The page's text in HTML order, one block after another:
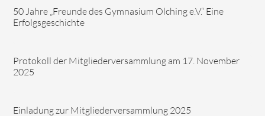
50 Jahre „Freunde des Gymnasium Olching e.V.“ Eine
Erfolgsgeschichte
Protokoll der Mitgliederversammlung am 17. November
2025
Einladung zur Mitgliederversammlung 2025